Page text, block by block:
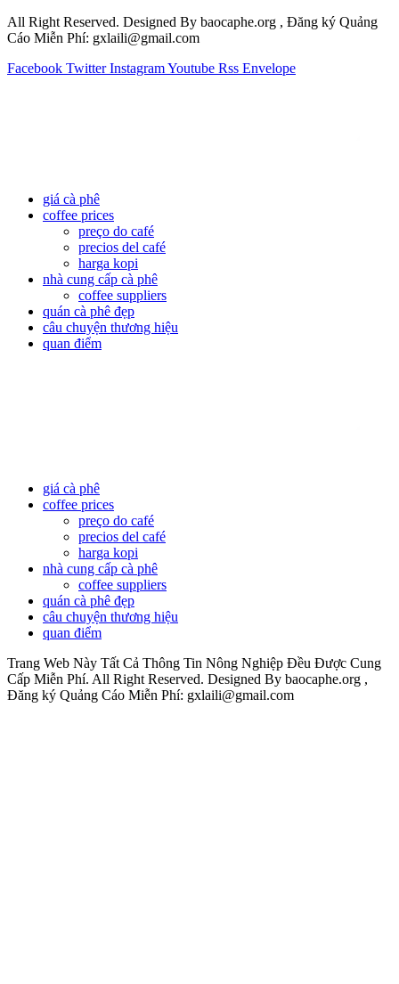
All Right Reserved. Designed By baocaphe.org , Đăng ký Quảng
Cáo Miễn Phí: gxlaili@gmail.com
Facebook Twitter InstagramYoutube Rss Envelope
giá cà phê
coffee prices
preço do café
precios del café
harga kopi
nhà cung cấp cà phê
coffee suppliers
quán cà phê đẹp
câu chuyện thương hiệu
quan điểm
giá cà phê
coffee prices
preço do café
precios del café
harga kopi
nhà cung cấp cà phê
coffee suppliers
quán cà phê đẹp
câu chuyện thương hiệu
quan điểm
Trang Web Này Tất Cả Thông Tin Nông Nghiệp Đều Được Cung
Cấp Miễn Phí. All Right Reserved. Designed By baocaphe.org ,
Đăng ký Quảng Cáo Miễn Phí: gxlaili@gmail.com